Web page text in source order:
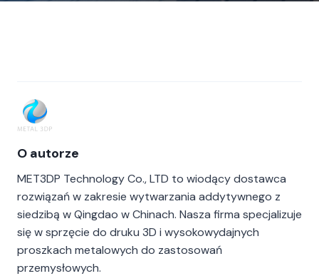
O autorze
MET3DP Technology Co., LTD to wiodący dostawca
rozwiązań w zakresie wytwarzania addytywnego z
siedzibą w Qingdao w Chinach. Nasza firma specjalizuje
się w sprzęcie do druku 3D i wysokowydajnych
proszkach metalowych do zastosowań
przemysłowych.